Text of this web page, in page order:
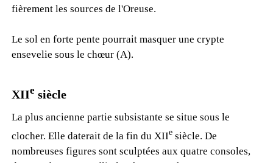
fièrement les sources de l'Oreuse.
Le sol en forte pente pourrait masquer une crypte
ensevelie sous le chœur (A).
XIIe siècle
La plus ancienne partie subsistante se situe sous le
clocher. Elle daterait de la fin du XIIesiècle. De
nombreuses figures sont sculptées aux quatre consoles,